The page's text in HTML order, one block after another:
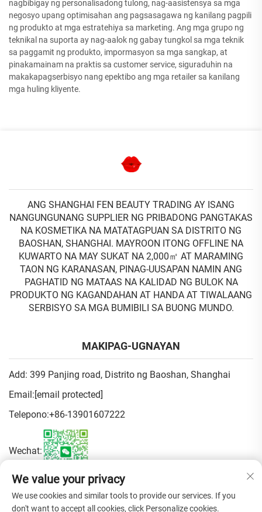
nagbibigay ng personalisadong tulong, nag-aasistensya sa mga
negosyo upang optimisahan ang pagsasagawa ng kanilang pagpili
ng produkto at mga estratehiya sa marketing. Ang mga grupo ng
teknikal na suporta ay nag-aalok ng gabay tungkol sa mga teknik
sa paggamit ng produkto, impormasyon sa mga sangkap, at
pinakamainam na praktis sa customer service, siguraduhin na
makakapagserbisyo nang epektibo ang mga retailer sa kanilang
mga huling kliyente.
ANG SHANGHAI FEN BEAUTY TRADING AY ISANG
NANGUNGUNANG SUPPLIER NG PRIBADONG PANGTAKAS
NA KOSMETIKA NA MATATAGPUAN SA DISTRITO NG
BAOSHAN, SHANGHAI. MAYROON ITONG OFFLINE NA
KUWARTO NA MAY SUKAT NA 2,000㎡ AT MARAMING
TAON NG KARANASAN, PINAG-UUSAPAN NAMIN ANG
PAGHATID NG MATAAS NA KALIDAD NG BULOK NA
PRODUKTO NG KAGANDAHAN AT HANDA AT TIWALAANG
SERBISYO SA MGA BUMIBILI SA BUONG MUNDO.
MAKIPAG-UGNAYAN
Add: 399 Panjing road, Distrito ng Baoshan, Shanghai
Email: [email protected]
Telepono:+86-13901607222
Wechat:
Patakaran sa Pagkapribado
We value your privacy
We use cookies and similar tools to provide our services. If you
don't want to accept all cookies, click Personalize cookies.